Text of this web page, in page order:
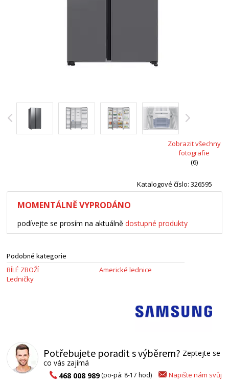
Zobrazit všechny
fotografie
(6)
Katalogové číslo: 326595
MOMENTÁLNĚ VYPRODÁNO
podívejte se prosím na aktuálnědostupné produkty
Podobné kategorie
BÍLÉ ZBOŽÍ
Ledničky
Americké lednice
Potřebujete poradit s výběrem? Zeptejte se
co vás zajímá
468 008 989(po-pá: 8-17 hod)
Napište nám svůj